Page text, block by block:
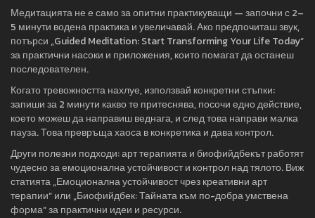
Медитацията не е само за опитни практикуващи — започни с 2–
5 минути водена практика и увеличавай. Ако предпочиташ звук,
потърси „Guided Meditation: Start Transforming Your Life Today“
за практични насоки и приложения, които помагат да останеш
последователен.
Когато тревожността нахлуе, използвай конкретни стъпки:
запиши за 2 минути какво те притеснява, посочи едно действие,
което можеш да направиш веднага, и след това направи малка
пауза. Това превръща хаоса в конкретика и дава контрол.
Други полезни подходи: арт терапията и биофийдбекът работят
чудесно за емоционална устойчивост и контрол над тялото. Виж
статията „Емоционална устойчивост чрез креативни арт
терапии“ или „Биофийдбек: Тайната към по-добра умствена
форма“ за практични идеи и ресурси.